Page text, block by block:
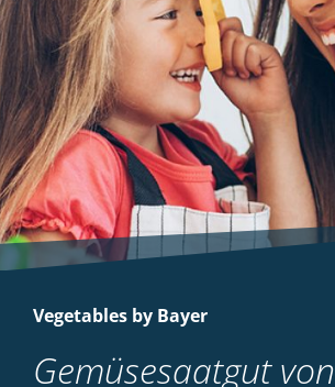
Vegetables by Bayer
Gemüsesaatgut von